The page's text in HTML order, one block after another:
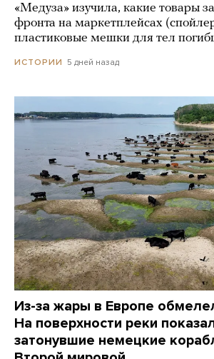
«Медуза» изучила, какие товары
фронта на маркетплейсах
пластиковые мешки для тел
ИСТОРИИ 5 дней назад
Из-за жары в Европе
На поверхности реки
затонувшие немецкие